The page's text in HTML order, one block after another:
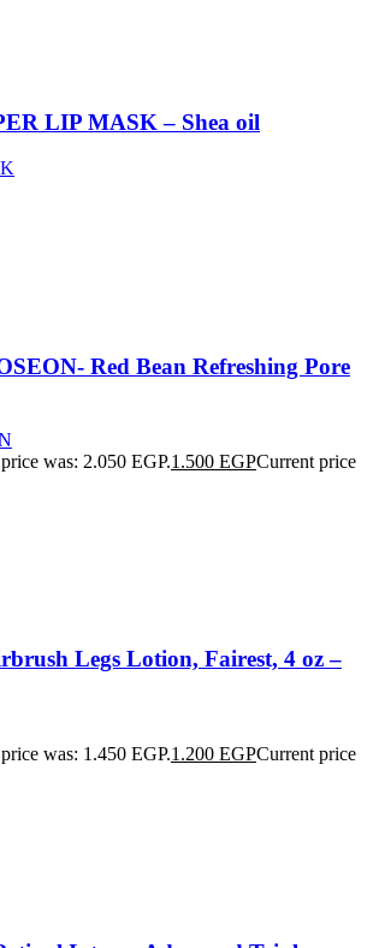
LIP MASK – Shea oil
Red Bean Refreshing Pore
was: 2.050 EGP.1.500 EGPCurrent price
Legs Lotion, Fairest, 4 oz –
was: 1.450 EGP.1.200 EGPCurrent price